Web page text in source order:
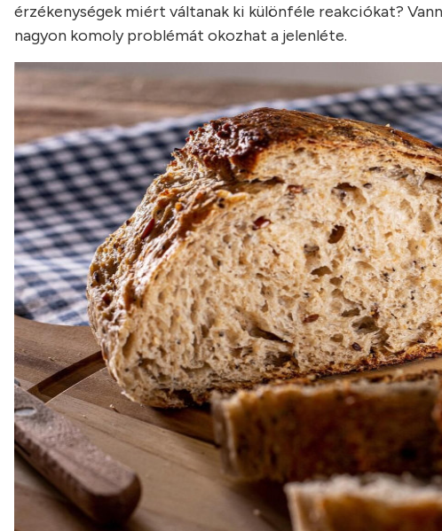
érzékenységek miért váltanak ki különféle reakciókat?
nagyon komoly problémát okozhat a jelenléte.